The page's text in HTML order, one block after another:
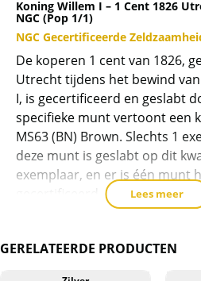
cent
1826
Utrecht
MS63
BN
NGC
(pop
1/1)
aantal
Koning Willem I – 1 Cent 1826
NGC (Pop 1/1)
NGC Gecertificeerde
De koperen 1 cent van 1826,
Utrecht tijdens het bewind
I, is gecertificeerd en geslabt
specifieke munt vertoont een
MS63 (BN) Brown. Slechts 1
deze munt is geslabt op dit
exemplaar, en er is één munt
Het certificaatnummer voor
Lees meer
GERELATEERDE PRODUCTEN